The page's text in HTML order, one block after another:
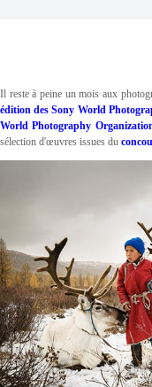
Il reste à peine un mois aux
édition des Sony World
World Photography
sélection d'œuvres issues du